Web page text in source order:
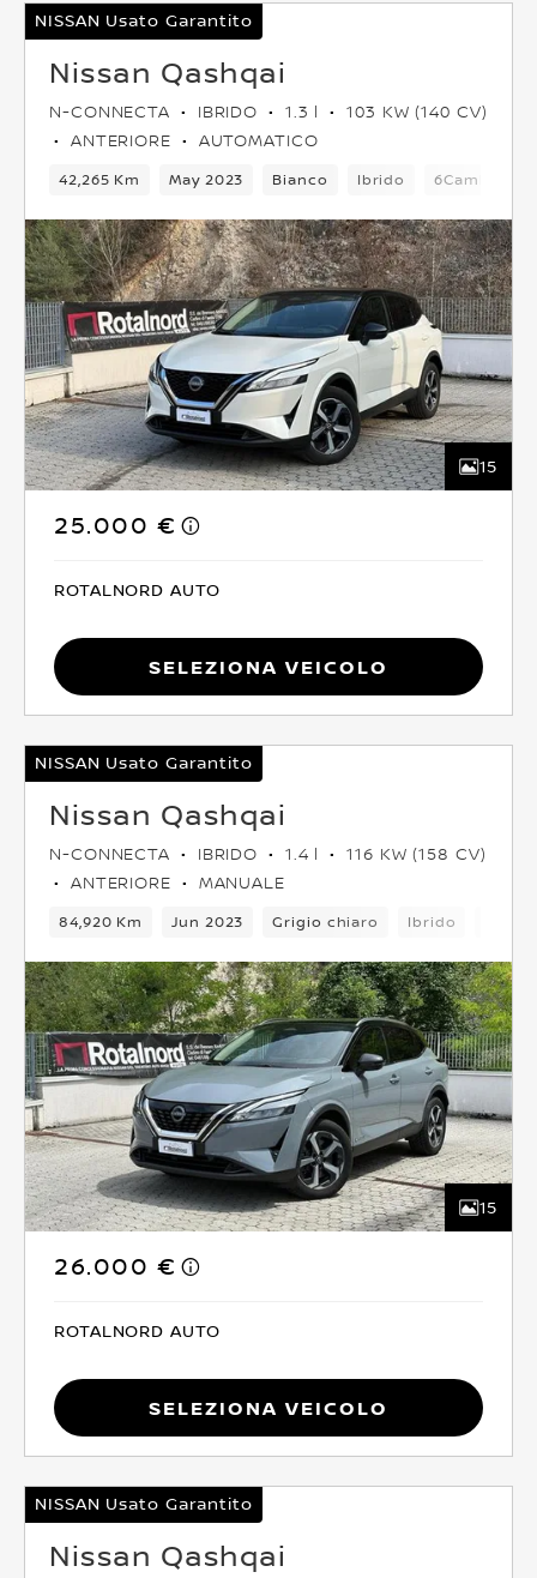
NISSAN Usato Garantito
Nissan Qashqai
N-CONNECTA IBRIDO 1.3 l
103 KW (140 CV)
ANTERIORE
AUTOMATICO
42,265 Km May 2023 Bianco Ibrido 6Cambio
15
25.000 €
ROTALNORD AUTO
Seleziona Veicolo
NISSAN Usato Garantito
Nissan Qashqai
N-CONNECTA IBRIDO 1.4 l
116 KW (158 CV)
ANTERIORE
MANUALE
84,920 Km Jun 2023 Grigio chiaro Ibrido
15
26.000 €
ROTALNORD AUTO
Seleziona Veicolo
NISSAN Usato Garantito
Nissan Qashqai